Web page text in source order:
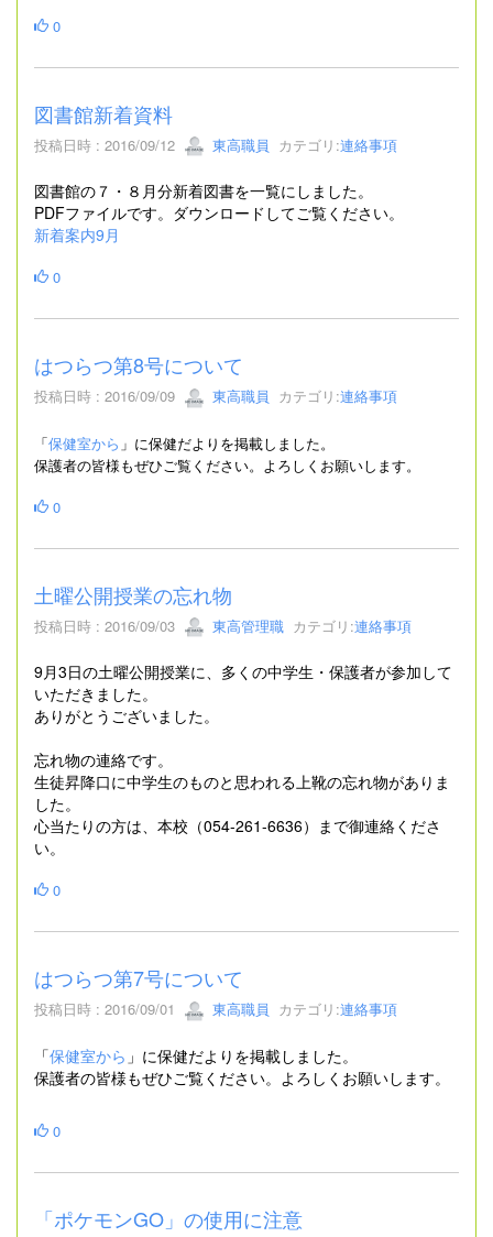
0
図書館新着資料
投稿日時 : 2016/09/12 東高職員 カテゴリ:連絡事項
図書館の７・８月分新着図書を一覧にしました。
PDFファイルです。ダウンロードしてご覧ください。
新着案内9月
0
はつらつ第8号について
投稿日時 : 2016/09/09 東高職員 カテゴリ:連絡事項
「保健室から 」に保健だよりを掲載しました。
保護者の皆様もぜひご覧ください。よろしくお願いします。
0
土曜公開授業の忘れ物
投稿日時 : 2016/09/03 東高管理職 カテゴリ:連絡事項
9月3日の土曜公開授業に、多くの中学生・保護者が参加して
いただきました。
ありがとうございました。
忘れ物の連絡です。
生徒昇降口に中学生のものと思われる上靴の忘れ物がありま
した。
心当たりの方は、本校（054-261-6636）まで御連絡くださ
い。
0
はつらつ第7号について
投稿日時 : 2016/09/01 東高職員 カテゴリ:連絡事項
「保健室から 」に保健だよりを掲載しました。
保護者の皆様もぜひご覧ください。よろしくお願いします。
0
「ポケモンGO」の使用に注意